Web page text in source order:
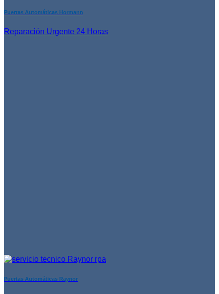
Puertas Automáticas Hormann
Reparación Urgente 24 Horas
Puertas Automáticas Raynor